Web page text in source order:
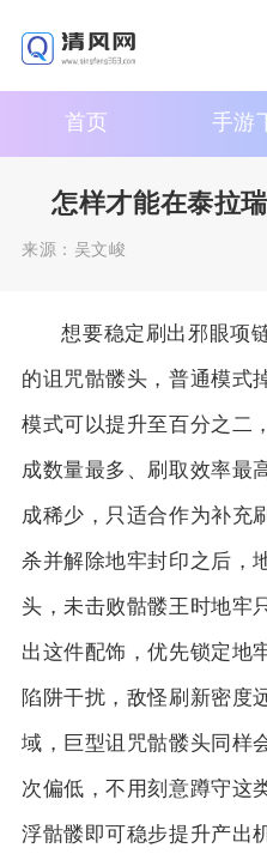
首页 手游
怎样才能在泰拉
来源： 吴文峻
想要稳定刷出邪眼项
的诅咒骷髅头，普通模式
模式可以提升至百分之二
成数量最多、刷取效率最
成稀少，只适合作为补充
杀并解除地牢封印之后，
头，未击败骷髅王时地牢
出这件配饰，优先锁定地
陷阱干扰，敌怪刷新密度
域，巨型诅咒骷髅头同样
次偏低，不用刻意蹲守这
浮骷髅即可稳步提升产出